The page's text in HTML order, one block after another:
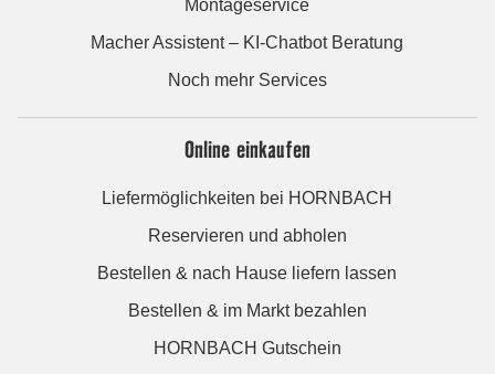
Montageservice
Macher Assistent – KI-Chatbot Beratung
Noch mehr Services
Online einkaufen
Liefermöglichkeiten bei HORNBACH
Reservieren und abholen
Bestellen & nach Hause liefern lassen
Bestellen & im Markt bezahlen
HORNBACH Gutschein